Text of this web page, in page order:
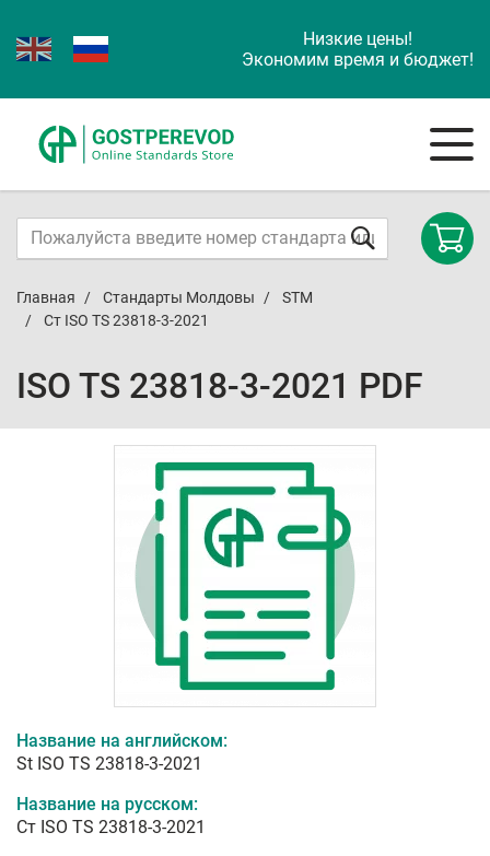
Низкие цены!
Экономим время и бюджет!
Главная Стандарты Молдовы
STM
Ст ISO TS 23818-3-2021
ISO TS 23818-3-2021 PDF
Название на английском:
St ISO TS 23818-3-2021
Название на русском:
Ст ISO TS 23818-3-2021